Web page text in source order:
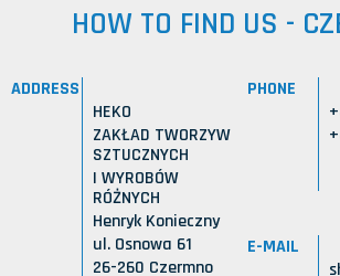
HOW TO FIND US -
ADDRESS
HEKO
ZAKŁAD TWORZYW
SZTUCZNYCH
I WYROBÓW
RÓŻNYCH
Henryk Konieczny
ul. Osnowa 61
26-260 Czermno
PHONE
E-MAIL